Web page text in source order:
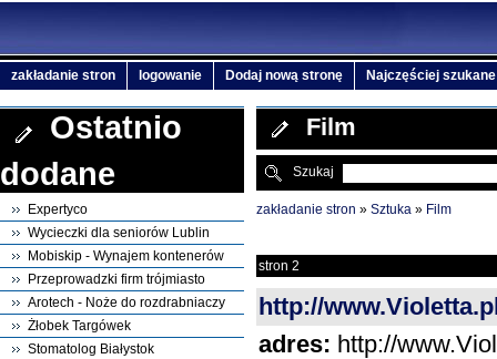
zakładanie stron logowanie Dodaj nową stronę Najczęściej szukane
Film
Szukaj
zakładanie stron » Sztuka » Film
stron 2
http://
adres: http://
Ostatnio
dodane
Expertyco
Wycieczki dla seniorów Lublin
Mobiskip - Wynajem kontenerów
Przeprowadzki firm trójmiasto
Arotech - Noże do rozdrabniaczy
Żłobek Targówek
Stomatolog Białystok